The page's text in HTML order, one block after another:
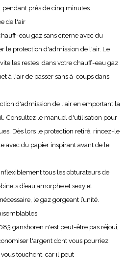
près de cinq minutes.
de l'air
eau gaz sans citerne avec du
le protection d'admission de l'air. Le
les restes dans votre chauff-eau gaz
à l'air de passer sans à-coups dans
d'admission de l'air en emportant la
Consultez le manuel d'utilisation pour
Dès lors le protection retiré, rincez-le
avec du papier inspirant avant de le
tous les obturateurs de
d’eau amorphe et sexy et
le gaz gorgeant l’unité.
ganshoren n'est peut-être pas réjoui,
l'argent dont vous pourriez
touchent, car il peut